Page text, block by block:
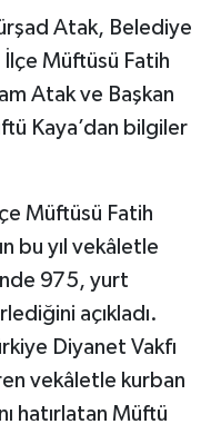
Atak, Belediye
İlçe Müftüsü Fatih
Atak ve Başkan
Kaya’dan bilgiler
Müftüsü Fatih
bu yıl vekâletle
975, yurt
açıkladı.
Diyanet Vakfı
vekâletle kurban
hatırlatan Müftü